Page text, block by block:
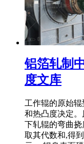
铝箔轧制
度文库
工作辊的原始
和热凸度决定
下轧辊的弯曲
取其代数和,得